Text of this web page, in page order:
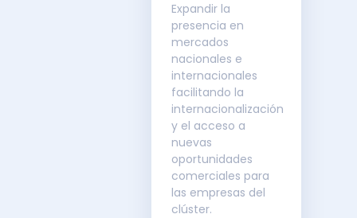
Expandir la
presencia en
mercados
nacionales e
internacionales
facilitando la
internacionalización
y el acceso a
nuevas
oportunidades
comerciales para
las empresas del
clúster.